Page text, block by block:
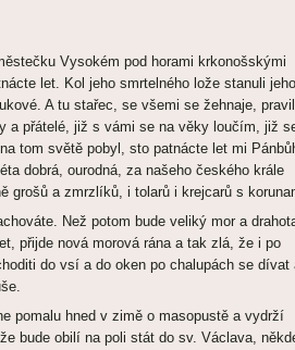
Vysokém pod horami krkonošskými
let. Kol jeho smrtelného lože stanuli jeho
A tu stařec, se všemi se žehnaje,
a přátelé, již s vámi se na věky loučím, již
tom světě pobyl, sto patnácte let mi
dobrá, ourodná, za našeho českého krále
grošů a zmrzlíků, i tolarů i krejcarů s
Než potom bude veliký mor a
přijde nová morová rána a tak zlá, že i po
do vsí a do oken po chalupách se dívat
pomalu hned v zimě o masopustě a vydrží
bude obilí na poli stát do sv. Václava,